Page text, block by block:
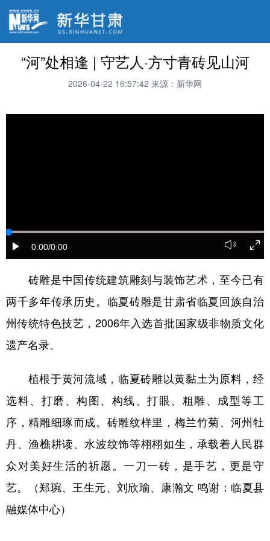
“河”处相逢 | 守艺人·方寸青砖见山河
2026-04-22 16:57:42 来源：新华网
0:00/0:00
砖雕是中国传统建筑雕刻与装饰艺术，至今已有
两千多年传承历史。临夏砖雕是甘肃省临夏回族自治
州传统特色技艺，2006年入选首批国家级非物质文化
遗产名录。
植根于黄河流域，临夏砖雕以黄黏土为原料，经
选料、打磨、构图、构线、打眼、粗雕、成型等工
序，精雕细琢而成。砖雕纹样里，梅兰竹菊、河州牡
丹、渔樵耕读、水波纹饰等栩栩如生，承载着人民群
众对美好生活的祈愿。一刀一砖，是手艺，更是守
艺。（郑琬、王生元、刘欣瑜、康瀚文 鸣谢：临夏县
融媒体中心）